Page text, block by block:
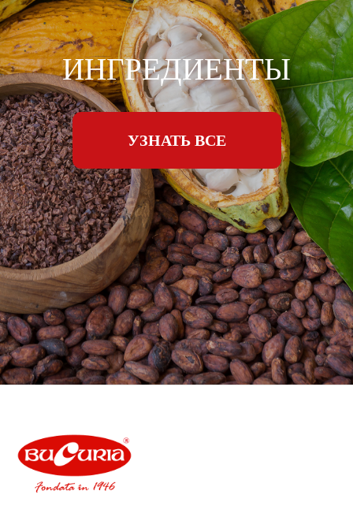
ИНГРЕДИЕНТЫ
УЗНАТЬ ВСЕ